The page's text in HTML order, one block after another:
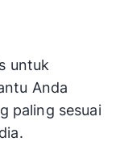
untuk
Anda
paling sesuai